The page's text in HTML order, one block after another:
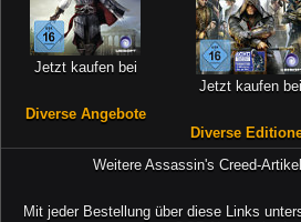
Jetzt kaufen bei
Diverse Angebote
Jetzt kaufen bei
Diverse
Weitere Assassin's Creed-
Mit jeder Bestellung über diese Links